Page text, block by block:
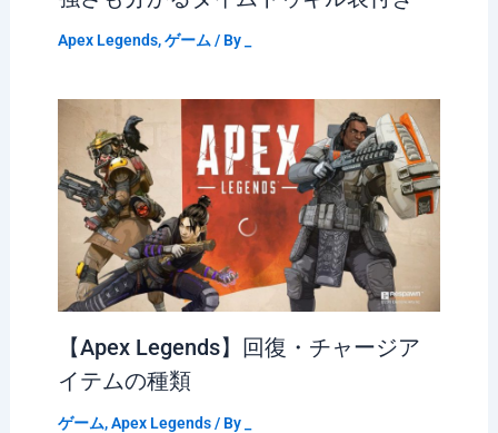
Apex Legends,ゲーム / By
【Apex Legends】回復・チャージア
イテムの種類
ゲーム,Apex Legends/ By